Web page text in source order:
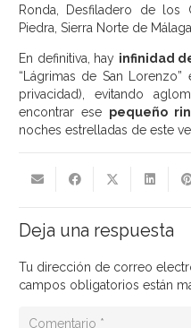
Ronda, Desfiladero de los
Piedra, Sierra Norte de Málaga…
En definitiva, hay infinidad
“Lágrimas de San
privacidad), evitando
encontrar ese pequeño
noches estrelladas de este
Deja una respuesta
Tu dirección de correo
campos obligatorios están